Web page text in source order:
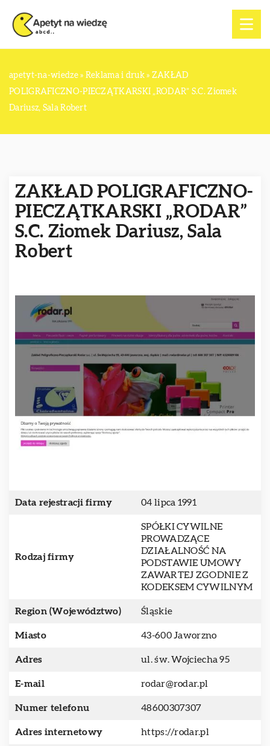
apetyt-na-wiedze» Reklama i druk» ZAKŁAD
POLIGRAFICZNO-PIECZĄTKARSKI „RODAR” S.C. Ziomek
Dariusz, Sala Robert
ZAKŁAD POLIGRAFICZNO-
PIECZĄTKARSKI „RODAR”
S.C. Ziomek Dariusz, Sala
Robert
Data rejestracji firmy 04 lipca 1991
Rodzaj firmy
SPÓŁKI CYWILNE
PROWADZĄCE
DZIAŁALNOŚĆ NA
PODSTAWIE UMOWY
ZAWARTEJ ZGODNIE Z
KODEKSEM CYWILNYM
Region (Województwo) Śląskie
Miasto 43-600 Jaworzno
Adres ul. św. Wojciecha 95
E-mail rodar@rodar.pl
Numer telefonu 48600307307
Adres internetowy https://rodar.pl